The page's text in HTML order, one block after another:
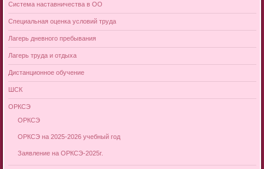
Система наставничества в ОО
Специальная оценка условий труда
Лагерь дневного пребывания
Лагерь труда и отдыха
Дистанционное обучение
ШСК
ОРКСЭ
ОРКСЭ
ОРКСЭ на 2025-2026 учебный год
Заявление на ОРКСЭ-2025г.